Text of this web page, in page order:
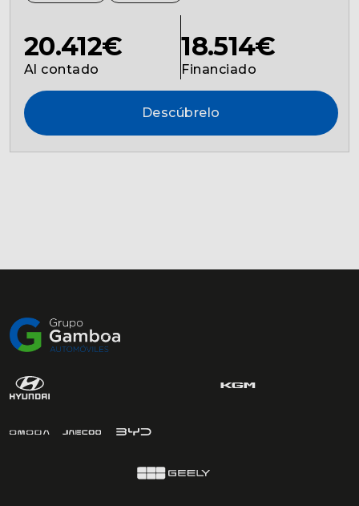
20.412€
Al contado
18.514€
Financiado
Descúbrelo